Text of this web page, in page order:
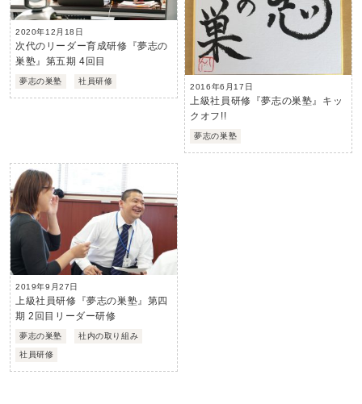
2020年12月18日
次代のリーダー育成研修『夢志の
巣塾』第五期 4回目
夢志の巣塾 社員研修
2016年6月17日
上級社員研修『夢志の巣塾』キッ
クオフ!!
夢志の巣塾
2019年9月27日
上級社員研修『夢志の巣塾』第四
期 2回目リーダー研修
夢志の巣塾 社内の取り組み
社員研修